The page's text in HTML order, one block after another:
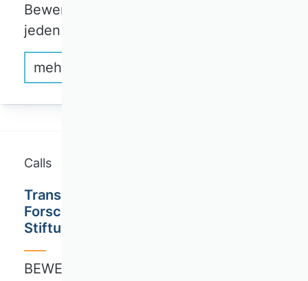
Bewerbungsfrist: 31. Dezember eines
jeden Jahres
mehr erfahren
Calls
Transatlantischer
Forschungsaustausch / Joachim Herz
Stiftung
BEWERBUNG: FORTLAUFEND